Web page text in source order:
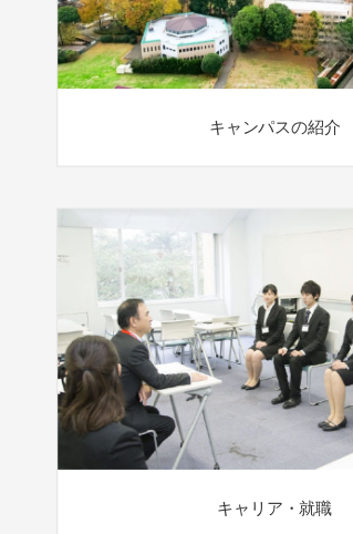
キャンパスの紹介
キャリア・就職